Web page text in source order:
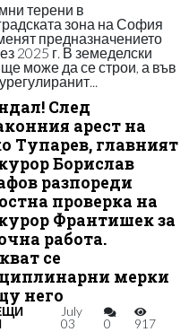
терени в
зона на София
предназначението
2025 г. В земеделски
може да се строи, а във
След
арест на
Тупарев, главният
Борислав
разпореди
проверка на
Франтишек за
работа.
се
мерки
него
July
03
0 917